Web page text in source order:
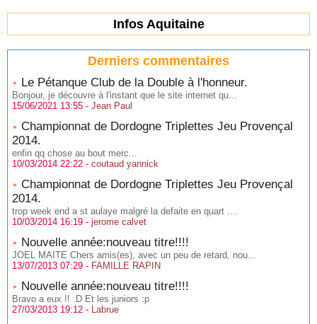
Infos Aquitaine
Derniers commentaires
Le Pétanque Club de la Double à l'honneur.
Bonjour, je découvre à l'instant que le site internet qu...
15/06/2021 13:55 - Jean Paul
Championnat de Dordogne Triplettes Jeu Provençal
2014.
enfin qq chose au bout merc...
10/03/2014 22:22 - coutaud yannick
Championnat de Dordogne Triplettes Jeu Provençal
2014.
trop week end a st aulaye malgré la defaite en quart ....
10/03/2014 16:19 - jerome calvet
Nouvelle année:nouveau titre!!!!
JOEL MAITE Chers amis(es), avec un peu de retard, nou...
13/07/2013 07:29 - FAMILLE RAPIN
Nouvelle année:nouveau titre!!!!
Bravo a eux !! :D Et les juniors :p
27/03/2013 19:12 - Labrue